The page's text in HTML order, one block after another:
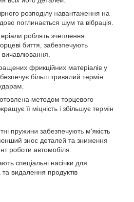
розподілу навантаження на
поглинається шум та вібрація.
роблять зчеплення
биття, забезпечують
вичавлювання.
фрикційних матеріалів у
більш тривалий термін
методом торцевого
її міцність і збільшує термін
пружини забезпечують м'якість
знос деталей та зниження
роботи автомобіля.
спеціальні насічки для
видалення продуктів